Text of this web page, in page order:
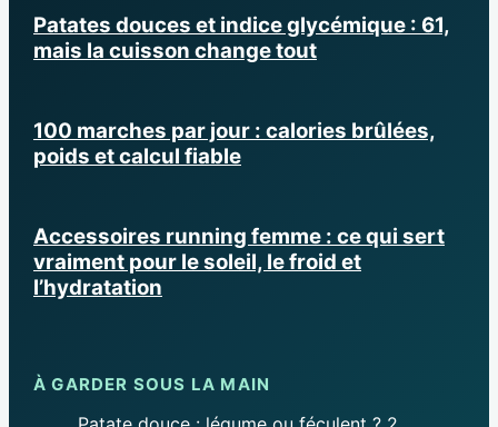
Patates douces et indice glycémique : 61,
mais la cuisson change tout
100 marches par jour : calories brûlées,
poids et calcul fiable
Accessoires running femme : ce qui sert
vraiment pour le soleil, le froid et
l’hydratation
À GARDER SOUS LA MAIN